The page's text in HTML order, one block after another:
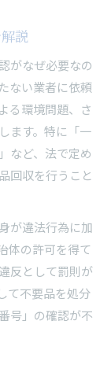
解しよう
について
許可知識
可の種類
許可の違い
見分け方
るリスク
材料に
基礎
を押さえる
知ろう
説
がなぜ必要なの
ない業者に依頼
る環境問題、さ
ます。特に「一
など、法で定め
回収を行うこと
が違法行為に加
体の許可を得て
反として罰則が
て不要品を処分
号」の確認が不